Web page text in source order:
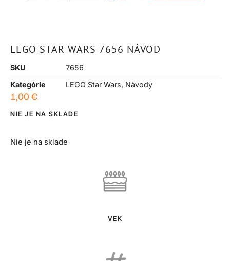
LEGO STAR WARS 7656 NÁVOD
SKU
7656
Kategórie
LEGO Star Wars, Návody
1,00 €
NIE JE NA SKLADE
Nie je na sklade
VEK